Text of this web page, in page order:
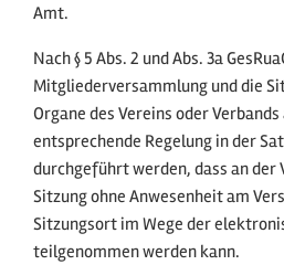
Amt.
Nach § 5 Abs. 2 und Abs. 3a
Mitgliederversammlung und die
Organe des Vereins oder
entsprechende Regelung in der
durchgeführt werden, dass an der
Sitzung ohne Anwesenheit am
Sitzungsort im Wege der
teilgenommen werden kann.